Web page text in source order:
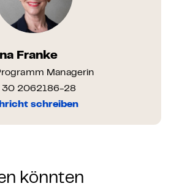
Franke
Managerin
30 2062186-28
schreiben
könnten